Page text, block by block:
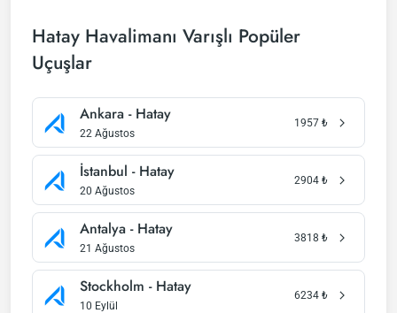
Hatay Havalimanı Varışlı Popüler
Uçuşlar
Ankara - Hatay
22 Ağustos
1957 ₺
İstanbul - Hatay
20 Ağustos
2904 ₺
Antalya - Hatay
21 Ağustos
3818 ₺
Stockholm - Hatay
10 Eylül
6234 ₺